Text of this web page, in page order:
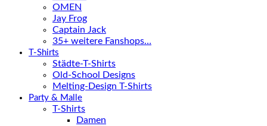
OMEN
Jay Frog
Captain Jack
35+ weitere Fanshops…
T-Shirts
Städte-T-Shirts
Old-School Designs
Melting-Design T-Shirts
Party & Malle
T-Shirts
Damen